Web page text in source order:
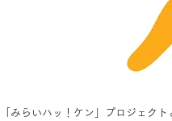
「みらいハッ！ケン」プロジェク